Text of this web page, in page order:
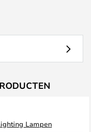
Lampen